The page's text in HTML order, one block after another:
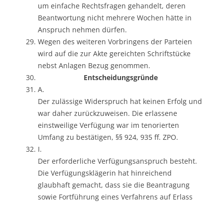
um einfache Rechtsfragen gehandelt, deren
Beantwortung nicht mehrere Wochen hätte in
Anspruch nehmen dürfen.
Wegen des weiteren Vorbringens der Parteien
wird auf die zur Akte gereichten Schriftstücke
nebst Anlagen Bezug genommen.
Entscheidungsgründe
A.
Der zulässige Widerspruch hat keinen Erfolg und
war daher zurückzuweisen. Die erlassene
einstweilige Verfügung war im tenorierten
Umfang zu bestätigen, §§ 924, 935 ff. ZPO.
I.
Der erforderliche Verfügungsanspruch besteht.
Die Verfügungsklägerin hat hinreichend
glaubhaft gemacht, dass sie die Beantragung
sowie Fortführung eines Verfahrens auf Erlass